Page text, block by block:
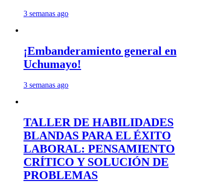
3 semanas ago
¡Embanderamiento general en
Uchumayo!
3 semanas ago
TALLER DE HABILIDADES
BLANDAS PARA EL ÉXITO
LABORAL: PENSAMIENTO
CRÍTICO Y SOLUCIÓN DE
PROBLEMAS